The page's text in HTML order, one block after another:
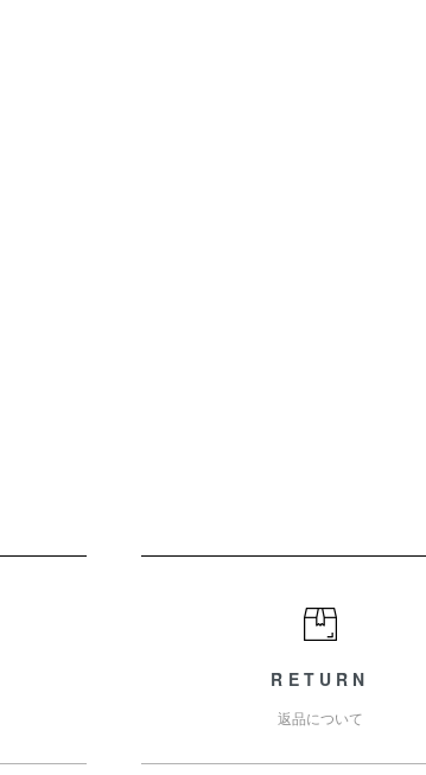
RETURN
返品について